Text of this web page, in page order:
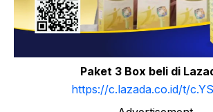
Paket 3 Box beli di
https://c.lazada.co.id/t/